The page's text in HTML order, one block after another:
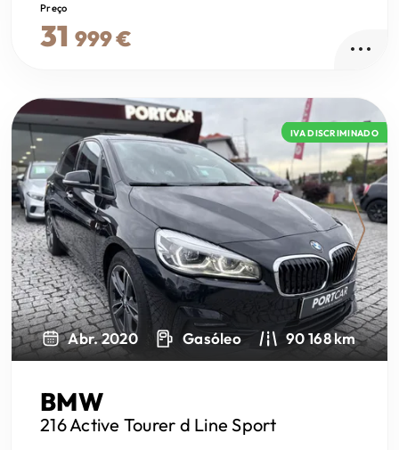
Preço
31 999 €
IVA DISCRIMINADO
Next
Abr. 2020 Gasóleo 90 168 km
BMW
216 Active Tourer d Line Sport